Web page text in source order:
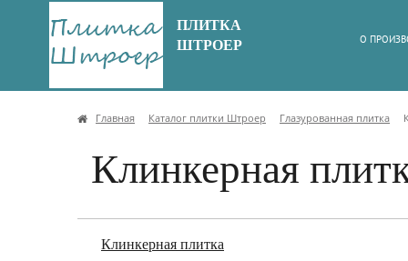
ПЛИТКА
ШТРОЕР
О
Главная Каталог плитки Штроер Глазурованная плитка
Клинкерная
Клинкерная плитка